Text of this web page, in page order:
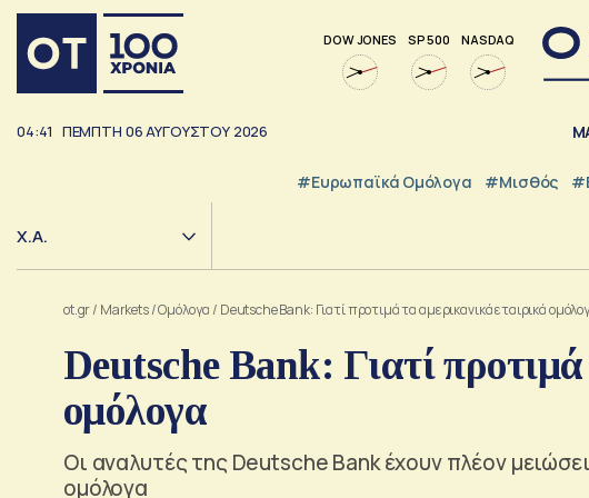
DOW JONES SP 500 NASDAQ
04:41 ΠΕΜΠΤΗ 06ΑΥΓΟΥΣΤΟΥ 2026
#Ευρωπαϊκά Ομόλογα #Μισθός
Χ.Α.
ot.gr/ Markets/Ομόλογα / Deutsche Bank: Γιατί προτιμά τα αμερικανικά εταιρικά
Deutsche Bank: Γιατί
ομόλογα
Οι αναλυτές της Deutsche Bank έχουν πλέον
ομόλογα